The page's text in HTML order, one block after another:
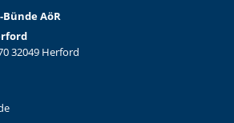
Bünde AöR
32049 Herford